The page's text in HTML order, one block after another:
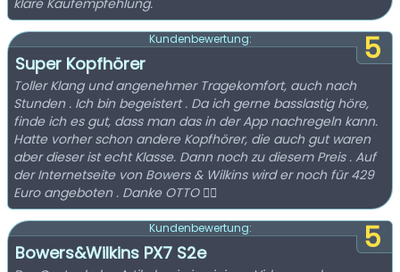
klare Kaufempfehlung.
5
Kundenbewertung:
Super Kopfhörer
Toller Klang und angenehmer Tragekomfort, auch nach
Stunden . Ich bin begeistert . Da ich gerne basslastig höre,
finde ich es gut, dass man das in der App nachregeln kann.
Hatte vorher schon andere Kopfhörer, die auch gut waren
aber dieser ist echt Klasse. Dann noch zu diesem Preis . Auf
der Internetseite von Bowers & Wilkins wird er noch für 429
Euro angeboten . Danke OTTO 👍🏻
5
Kundenbewertung:
Bowers&Wilkins PX7 S2e